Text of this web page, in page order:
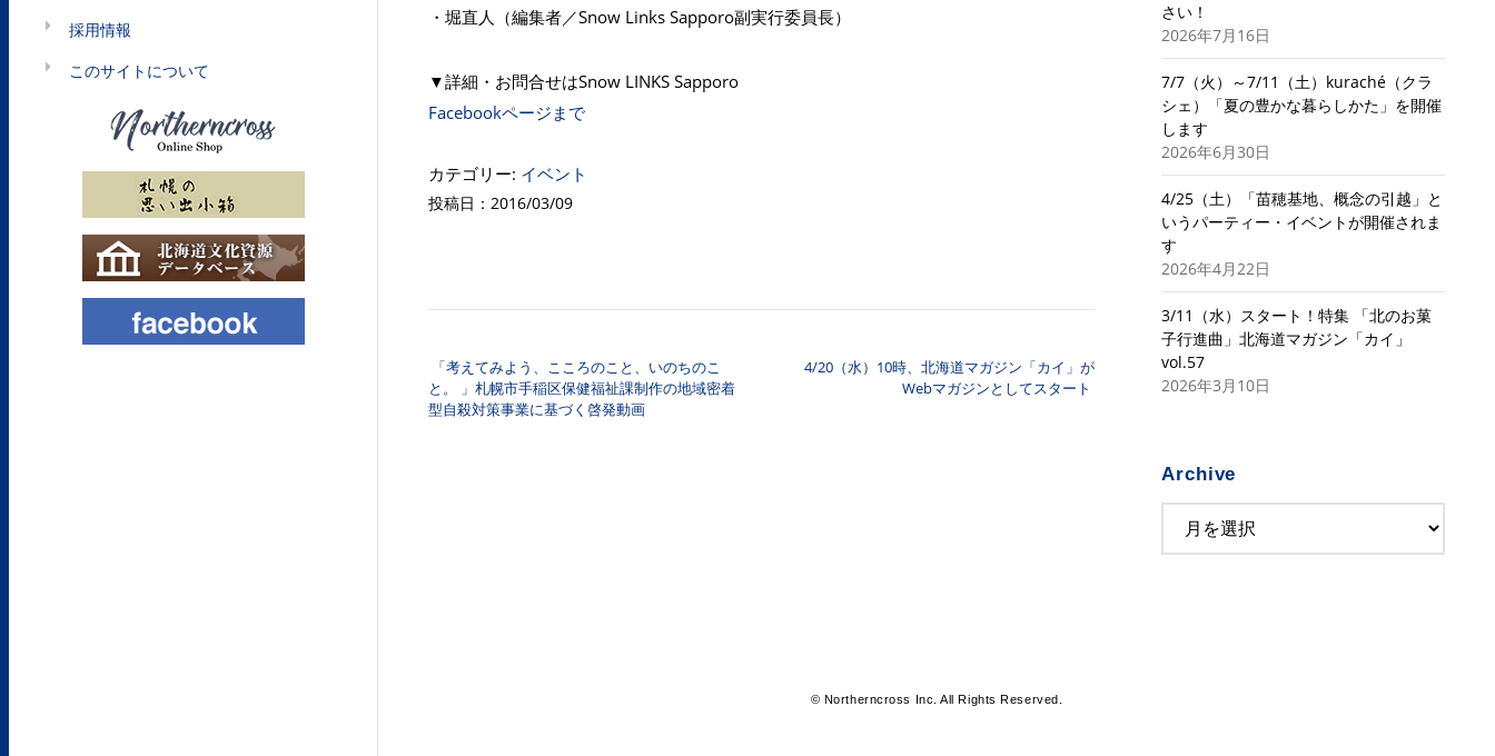
採用情報
このサイトについて
・堀直人（編集者／Snow Links Sapporo副実行委員長）
▼詳細・お問合せはSnow LINKS Sapporo
Facebookページまで
カテゴリー: イベント
投稿日：2016/03/09
投稿ナビゲーション
「考えてみよう、こころのこと、いのちのこ
と。 」札幌市手稲区保健福祉課制作の地域密着
型自殺対策事業に基づく啓発動画
4/20（水）10時、北海道マガジン「カイ」が
Webマガジンとしてスタート
さい！
2026年7月16日
7/7（火）～7/11（土）kuraché（クラ
シェ）「夏の豊かな暮らしかた」を開催
します
2026年6月30日
4/25（土）「苗穂基地、概念の引越」と
いうパーティー・イベントが開催されま
す
2026年4月22日
3/11（水）スタート！特集 「北のお菓
子行進曲」北海道マガジン「カイ」
vol.57
2026年3月10日
Archive
© Northerncross Inc. All Rights Reserved.